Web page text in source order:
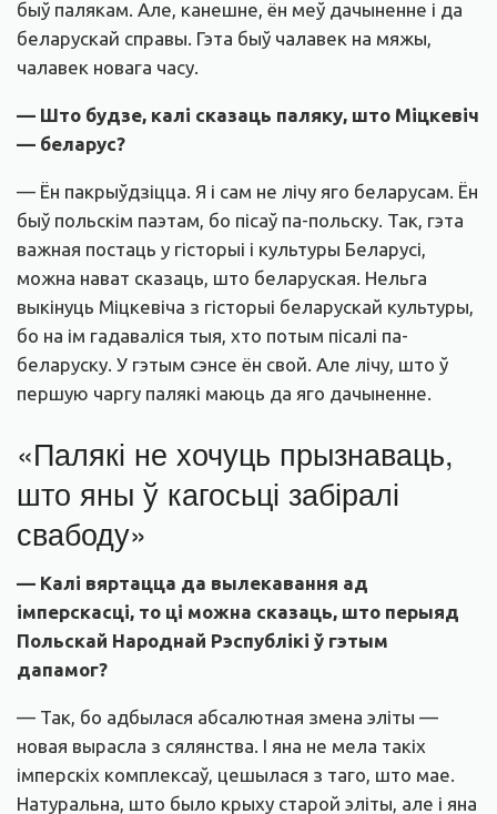
быў палякам. Але, канешне, ён меў дачыненне і да
беларускай справы. Гэта быў чалавек на мяжы,
чалавек новага часу.
— Што будзе, калі сказаць паляку, што Міцкевіч
— беларус?
— Ён пакрыўдзіцца. Я і сам не лічу яго беларусам. Ён
быў польскім паэтам, бо пісаў па-польску. Так, гэта
важная постаць у гісторыі і культуры Беларусі,
можна нават сказаць, што беларуская. Нельга
выкінуць Міцкевіча з гісторыі беларускай культуры,
бо на ім гадаваліся тыя, хто потым пісалі па-
беларуску. У гэтым сэнсе ён свой. Але лічу, што ў
першую чаргу палякі маюць да яго дачыненне.
«Палякі не хочуць прызнаваць,
што яны ў кагосьці забіралі
свабоду»
— Калі вяртацца да вылекавання ад
імперскасці, то ці можна сказаць, што перыяд
Польскай Народнай Рэспублікі ў гэтым
дапамог?
— Так, бо адбылася абсалютная змена эліты —
новая вырасла з сялянства. І яна не мела такіх
імперскіх комплексаў, цешылася з таго, што мае.
Натуральна, што было крыху старой эліты, але і яна